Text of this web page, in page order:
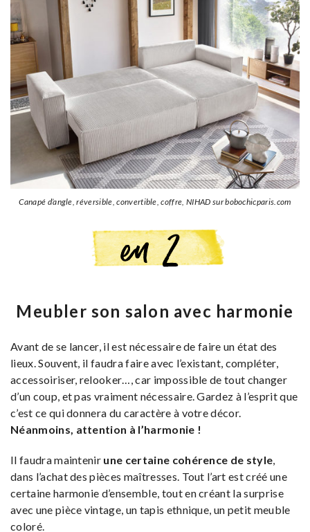
Canapé d’angle, réversible, convertible, coffre, NIHAD sur bobochicparis.com
Meubler son salon avec harmonie
Avant de se lancer, il est nécessaire de faire un état des
lieux. Souvent, il faudra faire avec l’existant, compléter,
accessoiriser, relooker…, car impossible de tout changer
d’un coup, et pas vraiment nécessaire. Gardez à l’esprit que
c’est ce qui donnera du caractère à votre décor.
Néanmoins, attention à l’harmonie !
Il faudra maintenir une certaine cohérence de style
dans l’achat des pièces maîtresses. Tout l’art est créé une
certaine harmonie d’ensemble, tout en créant la surprise
avec une pièce vintage, un tapis ethnique, un petit meuble
coloré.